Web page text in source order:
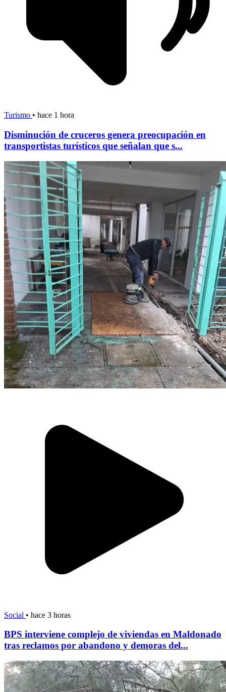
Turismo • hace 1 hora
Disminución de cruceros genera preocupación en
transportistas turísticos que señalan que s...
Social • hace 3 horas
BPS interviene complejo de viviendas en Maldonado
tras reclamos por abandono y demoras del...